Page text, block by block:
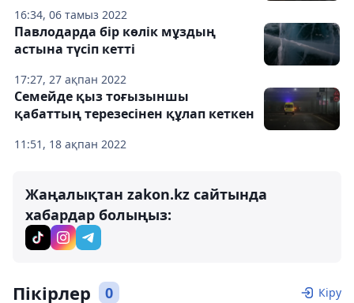
16:34, 06 тамыз 2022
17:27, 27 ақпан 2022
Павлодарда бір көлік мұздың
астына түсіп кетті
11:51, 18 ақпан 2022
Семейде қыз тоғызыншы
қабаттың терезесінен құлап кеткен
Жаңалықтан zakon.kz сайтында
хабардар болыңыз:
Пікірлер 0 Кіру